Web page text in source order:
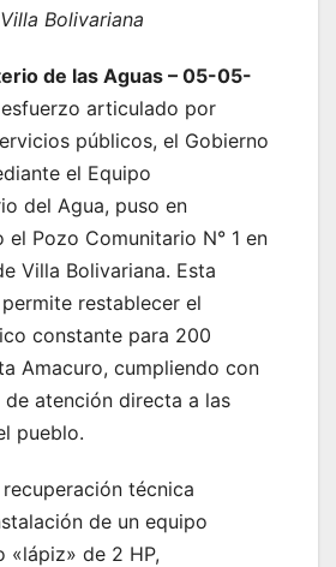
Bolivariana
de las Aguas – 05-05-
esfuerzo articulado por
públicos, el Gobierno
el Equipo
del Agua, puso en
el Pozo Comunitario N° 1 en
Villa Bolivariana. Esta
restablecer el
constante para 200
Amacuro, cumpliendo con
atención directa a las
pueblo.
técnica
de un equipo
«lápiz» de 2 HP,